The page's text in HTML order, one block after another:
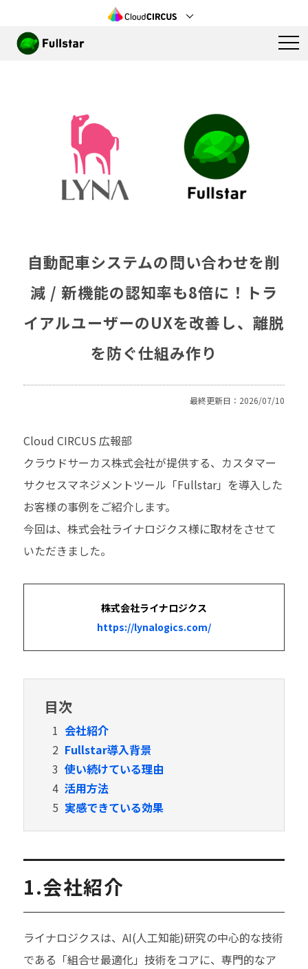
自動配車システムの問い合わせを削
減 / 新機能の認知率も8倍に！トラ
イアルユーザーのUXを改善し、離脱
を防ぐ仕組み作り
最終更新日：2026/07/10
Cloud CIRCUS 広報部
クラウドサーカス株式会社が提供する、カスタマー
サクセスマネジメントツール「Fullstar」を導入した
お客様の事例をご紹介します。
今回は、株式会社ライナロジクス様に取材をさせて
いただきました。
株式会社ライナロジクス
https://lynalogics.com/
目次
1 会社紹介
2 Fullstar導入背景
3 使い続けている理由
4 活用方法
5 実感できている効果
1.会社紹介
ライナロジクスは、AI(人工知能)研究の中心的な技術
である「組合せ最適化」技術をコアに、専門的なア